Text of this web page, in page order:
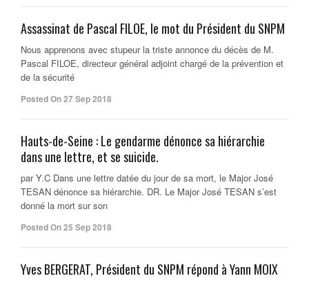
Assassinat de Pascal FILOE, le mot du Président du SNPM
Nous apprenons avec stupeur la triste annonce du décès de M.
Pascal FILOE, directeur général adjoint chargé de la prévention et
de la sécurité
Posted On 27 Sep 2018
Hauts-de-Seine : Le gendarme dénonce sa hiérarchie
dans une lettre, et se suicide.
par Y.C Dans une lettre datée du jour de sa mort, le Major José
TESAN dénonce sa hiérarchie. DR. Le Major José TESAN s’est
donné la mort sur son
Posted On 25 Sep 2018
Yves BERGERAT, Président du SNPM répond à Yann MOIX